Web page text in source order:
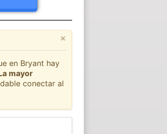
×
en Bryant hay
mayor
conectar al